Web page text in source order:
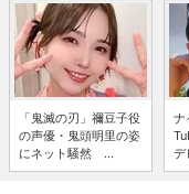
「鬼滅の刃」禰豆子役
の声優・鬼頭明里の姿
にネット騒然 ...
ナ
デ